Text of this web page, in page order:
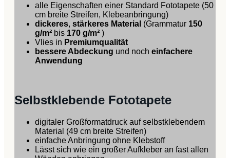
alle Eigenschaften einer Standard Fototapete (50
cm breite Streifen, Klebeanbringung)
dickeres, stärkeres Material (Grammatur 150
g/m² bis 170 g/m² )
Vlies in Premiumqualität
bessere Abdeckung und noch einfachere
Anwendung
Selbstklebende Fototapete
digitaler Großformatdruck auf selbstklebendem
Material (49 cm breite Streifen)
einfache Anbringung ohne Klebstoff
Lässt sich wie ein großer Aufkleber an fast allen